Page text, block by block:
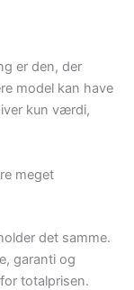
er den, der
model kan have
kun værdi,
meget
det samme.
garanti og
totalprisen.